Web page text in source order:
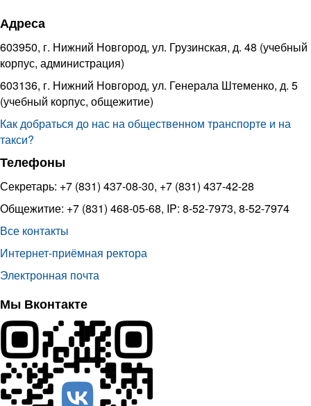
Адреса
603950, г. Нижний Новгород, ул. Грузинская, д. 48 (учебный
корпус, администрация)
603136, г. Нижний Новгород, ул. Генерала Штеменко, д. 5
(учебный корпус, общежитие)
Как добраться до нас на общественном транспорте и на
такси?
Телефоны
Секретарь: +7 (831) 437-08-30, +7 (831) 437-42-28
Общежитие: +7 (831) 468-05-68, IP: 8-52-7973, 8-52-7974
Все контакты
Интернет-приёмная ректора
Электронная почта
Мы Вконтакте